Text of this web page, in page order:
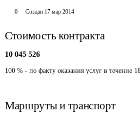
0 Создан 17 мар 2014
Стоимость контракта
10 045 526
100 % - по факту оказания услуг в течение
Маршруты и транспорт